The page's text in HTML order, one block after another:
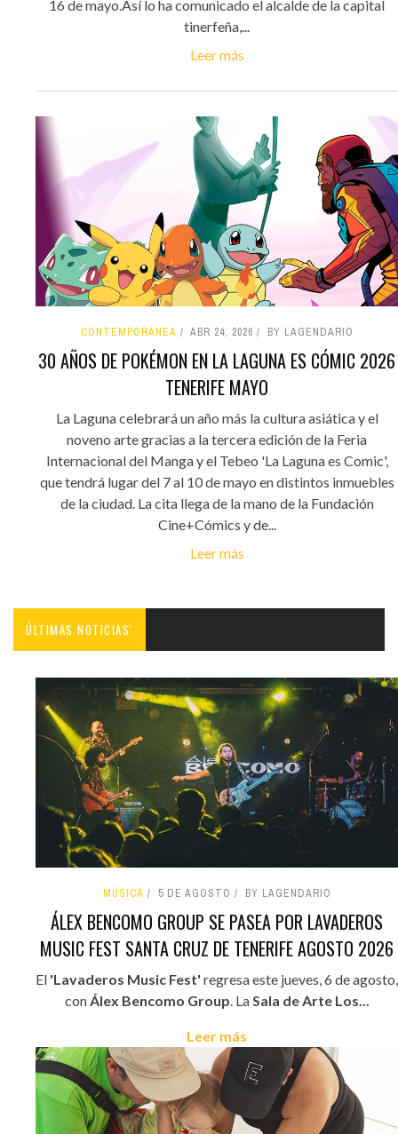
16 de mayo.Así lo ha comunicado el alcalde de la capital
tinerfeña,...
Leer más
CONTEMPORÁNEA ABR 24, 2026 BY LAGENDARIO
30 AÑOS DE POKÉMON EN LA LAGUNA ES CÓMIC 2026
TENERIFE MAYO
La Laguna celebrará un año más la cultura asiática y el
noveno arte gracias a la tercera edición de la Feria
Internacional del Manga y el Tebeo 'La Laguna es Comic',
que tendrá lugar del 7 al 10 de mayo en distintos inmuebles
de la ciudad. La cita llega de la mano de la Fundación
Cine+Cómics y de...
Leer más
ÚLTIMAS NOTICIAS'
MÚSICA 5 DE AGOSTO BY LAGENDARIO
ÁLEX BENCOMO GROUP SE PASEA POR LAVADEROS
MUSIC FEST SANTA CRUZ DE TENERIFE AGOSTO 2026
El 'Lavaderos Music Fest' regresa este jueves, 6 de agosto,
conÁlex Bencomo Group. LaSala de Arte Los...
Leer más